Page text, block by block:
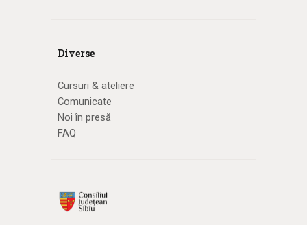
Diverse
Cursuri & ateliere
Comunicate
Noi în presă
FAQ